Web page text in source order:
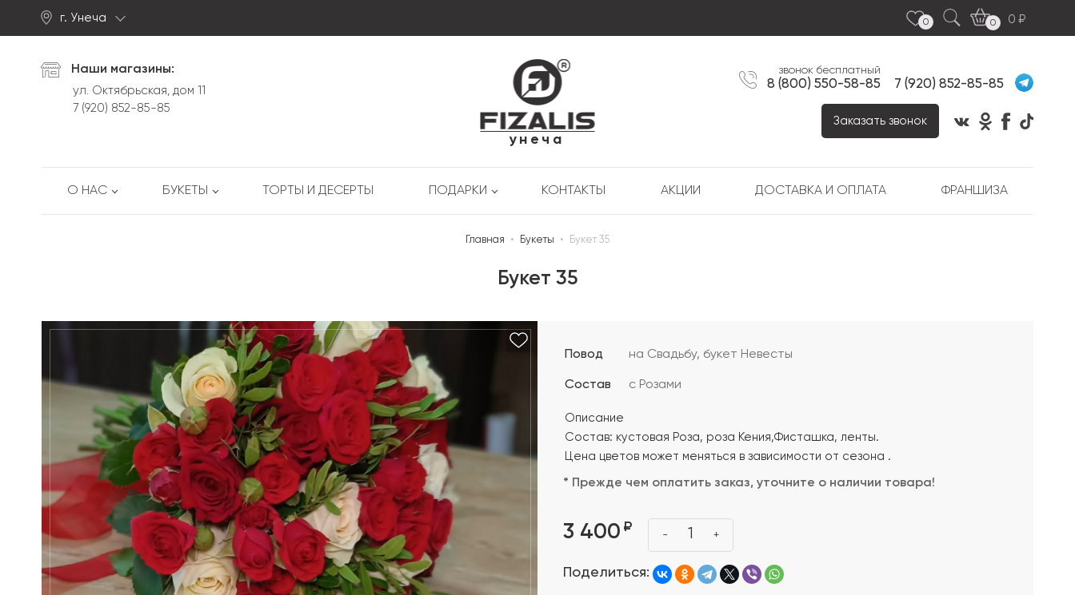
г. Унеча 0 0
0
унеча
Наши магазины:
ул. Октябрьская, дом 11
7 (920) 852-85-85
8 (800) 550-58-85
звонок бесплатный
7 (920) 852-85-85
Заказать звонок
О НАС БУКЕТЫ ТОРТЫ И ДЕСЕРТЫ ПОДАРКИ КОНТАКТЫ АКЦИИ ДОСТАВКА И ОПЛАТА ФРАНШИЗА
Главная • Букеты • Букет 35
Букет 35
Повод на Свадьбу, букет Невесты
Состав с Розами
Описание
Состав: кустовая Роза, роза Кения,Фисташка, ленты.
Цена цветов может меняться в зависимости от сезона .
* Прежде чем оплатить заказ, уточните о наличии товара!
3 400 ₽
- 1 +
Поделиться: